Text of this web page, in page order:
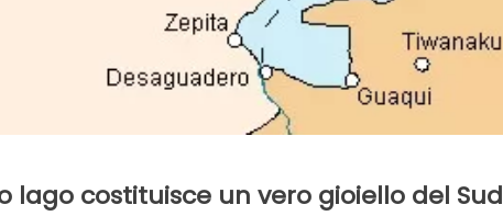
lago costituisce un vero gioiello del Sud